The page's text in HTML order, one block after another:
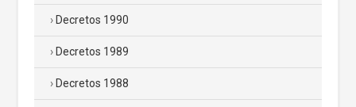
Decretos 1990
Decretos 1989
Decretos 1988